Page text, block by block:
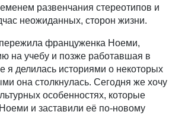
развенчания стереотипов и
неожиданных, сторон жизни.
француженка Ноеми,
на учебу и позже работавшая в
я делилась историями о некоторых
она столкнулась. Сегодня же хочу
особенностях, которые
и заставили её по-новому